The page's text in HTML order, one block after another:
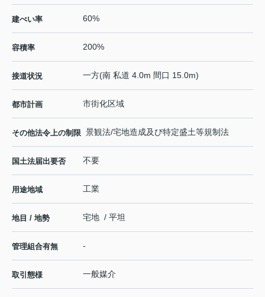
建ぺい率 60%
容積率 200%
接道状況 一方(南 私道 4.0m 間口 15.0m)
都市計画 市街化区域
その他法令上の制限 景観法/宅地造成及び特定盛土等規制法
国土法届出要否 不要
用途地域 工業
地目 / 地勢 宅地 / 平坦
管理組合有無 -
取引態様 一般媒介